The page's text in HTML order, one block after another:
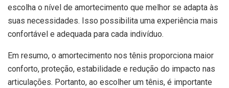
escolha o nível de amortecimento que melhor se adapta às
suas necessidades. Isso possibilita uma experiência mais
confortável e adequada para cada indivíduo.
Em resumo, o amortecimento nos tênis proporciona maior
conforto, proteção, estabilidade e redução do impacto nas
articulações. Portanto, ao escolher um tênis, é importante